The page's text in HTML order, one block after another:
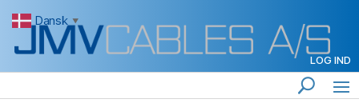
LOG IND
Dansk ▼